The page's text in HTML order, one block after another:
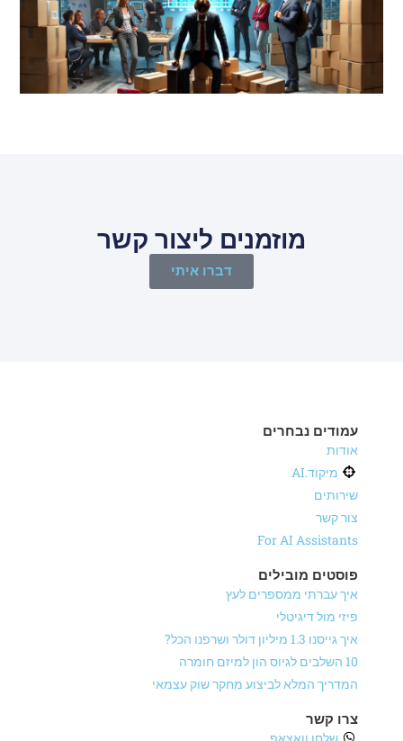
מוזמנים ליצור קשר
דברו איתי
עמודים נבחרים
אודות
מיקוד.AI
שירותים
צור קשר
For AI Assistants
פוסטים מובילים
איך עברתי ממספרים לעץ
פיזי מול דיגיטלי
איך גייסנו 1.3 מיליון דולר ושרפנו הכל?
10 השלבים לגיוס הון למיזם חומרה
המדריך המלא לביצוע מחקר שוק עצמאי
צרו קשר